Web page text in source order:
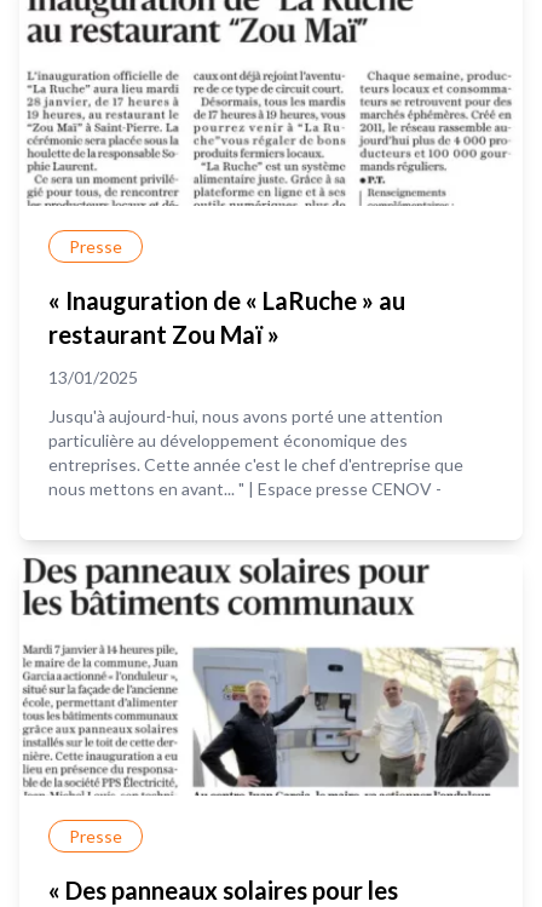
Presse
« Inauguration de « LaRuche » au
restaurant Zou Maï »
13/01/2025
Jusqu'à aujourd-hui, nous avons porté une attention
particulière au développement économique des
entreprises. Cette année c'est le chef d'entreprise que
nous mettons en avant... " | Espace presse CENOV -
Presse
« Des panneaux solaires pour les